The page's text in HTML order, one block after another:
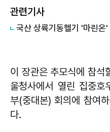
관련기사
국산 상륙기동헬기 '마린온
이 장관은 추모식에 참석
울청사에서 열린 집중호
부(중대본) 회의에 참여
다.